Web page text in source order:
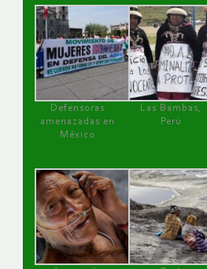
Defensoras
amenazadas en
México
Las Bambas,
Perú